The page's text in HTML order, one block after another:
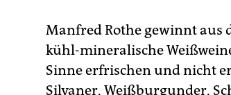
Manfred Rothe gewinnt aus
kühl-mineralische
Sinne erfrischen und nicht
Silvaner, Weißburgunder,